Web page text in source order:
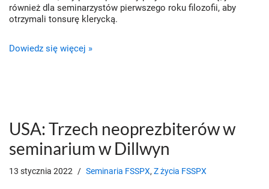
również dla seminarzystów pierwszego roku filozofii, aby
otrzymali tonsurę klerycką.
Dowiedz się więcej »
USA: Trzech neoprezbiterów w
seminarium w Dillwyn
13 stycznia 2022 Seminaria FSSPX, Z życia FSSPX